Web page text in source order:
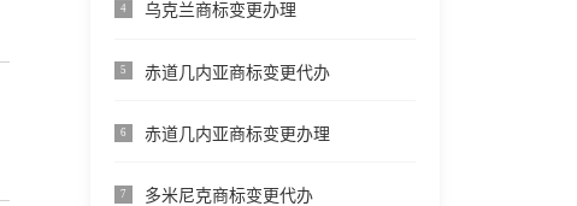
4 乌克兰商标变更办理
5 赤道几内亚商标变更代办
6 赤道几内亚商标变更办理
7 多米尼克商标变更代办